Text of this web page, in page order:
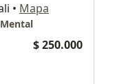
• Mapa
$ 250.000